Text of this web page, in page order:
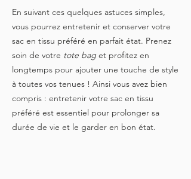
En suivant ces quelques astuces simples,
vous pourrez entretenir et conserver votre
sac en tissu préféré en parfait état. Prenez
soin de votre tote bag et profitez en
longtemps pour ajouter une touche de style
à toutes vos tenues ! Ainsi vous avez bien
compris : entretenir votre sac en tissu
préféré est essentiel pour prolonger sa
durée de vie et le garder en bon état.